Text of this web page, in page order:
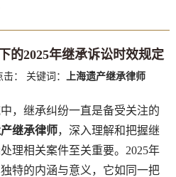
的2025年继承诉讼时效规定
击： 关键词： 上海遗产继承律师
继承纠纷一直是备受关注的
产继承律师，深入理解和把握继
理相关案件至关重要。2025年
特的内涵与意义，它如同一把